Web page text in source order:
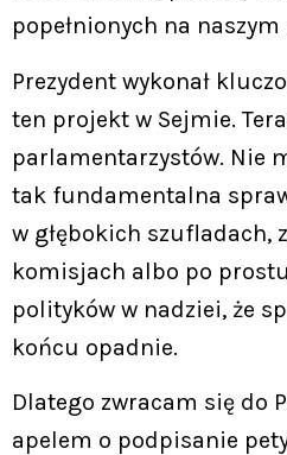
popełnionych na naszym
Prezydent wykonał
ten projekt w Sejmie.
parlamentarzystów. Nie
tak fundamentalna
w głębokich szufladach,
komisjach albo po
polityków w nadziei, że
końcu opadnie.
Dlatego zwracam się do
apelem o podpisanie